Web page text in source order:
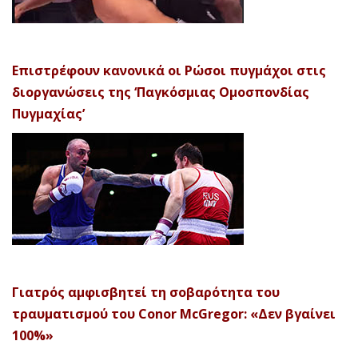
Επιστρέφουν κανονικά οι Ρώσοι πυγμάχοι στις
διοργανώσεις της ‘Παγκόσμιας Ομοσπονδίας
Πυγμαχίας’
Γιατρός αμφισβητεί τη σοβαρότητα του
τραυματισμού του Conor McGregor: «Δεν βγαίνει
100%»